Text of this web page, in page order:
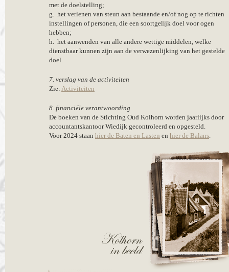
met de doelstelling;
g. het verlenen van steun aan bestaande en/of nog op te richten
instellingen of personen, die een soortgelijk doel voor ogen
hebben;
h. het aanwenden van alle andere wettige middelen, welke
dienstbaar kunnen zijn aan de verwezenlijking van het gestelde
doel.
7. verslag van de activiteiten
Zie: Activiteiten
8. financiële verantwoording
De boeken van de Stichting Oud Kolhorn worden jaarlijks door
accountantskantoor Wiedijk gecontroleerd en opgesteld.
Voor 2024 staan hier de Baten en Lasten en hier de Balans.